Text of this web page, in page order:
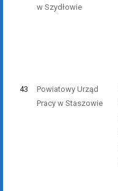
w Szydłowie
43
Powiatowy Urząd
Pracy w Staszowie